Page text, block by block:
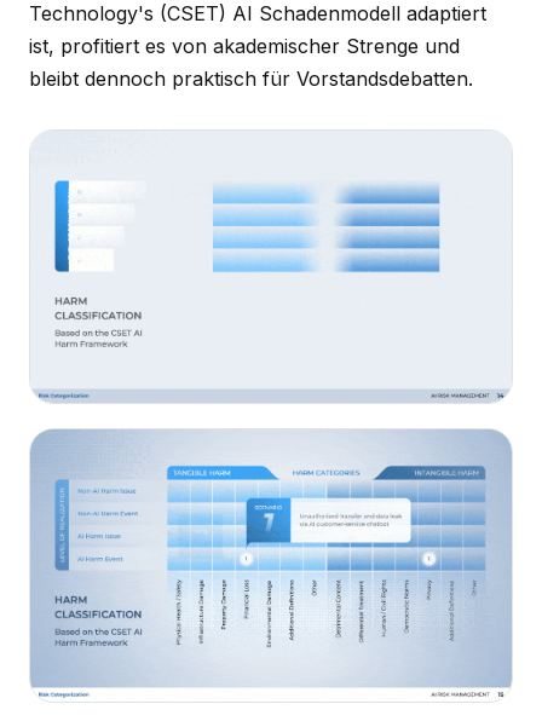
Technology's (CSET) AI Schadenmodell adaptiert
ist, profitiert es von akademischer Strenge und
bleibt dennoch praktisch für Vorstandsdebatten.